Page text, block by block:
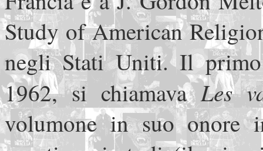
Study of American
negli Stati Uniti. Il
1962, si chiamavaLes
volumone in suo onore